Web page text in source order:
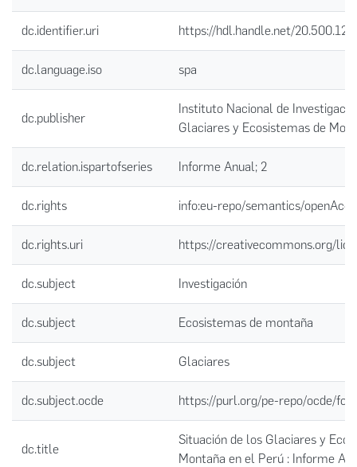
dc.identifier.uri https://hdl.handle.net/
dc.language.iso spa
dc.publisher
Instituto Nacional de
Glaciares y Ecosistemas de
dc.relation.ispartofseries Informe Anual; 2
dc.rights info:eu-repo/semantics/
dc.rights.uri https://creativecommons.org/
dc.subject Investigación
dc.subject Ecosistemas de montaña
dc.subject Glaciares
dc.subject.ocde https://purl.org/pe-repo/ocde/
dc.title
Situación de los Glaciares y
Montaña en el Perú : Informe